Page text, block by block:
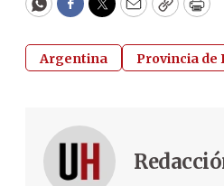
WhatsApp
Facebook
Twitter
EmailCopy
Argentina Provincia de